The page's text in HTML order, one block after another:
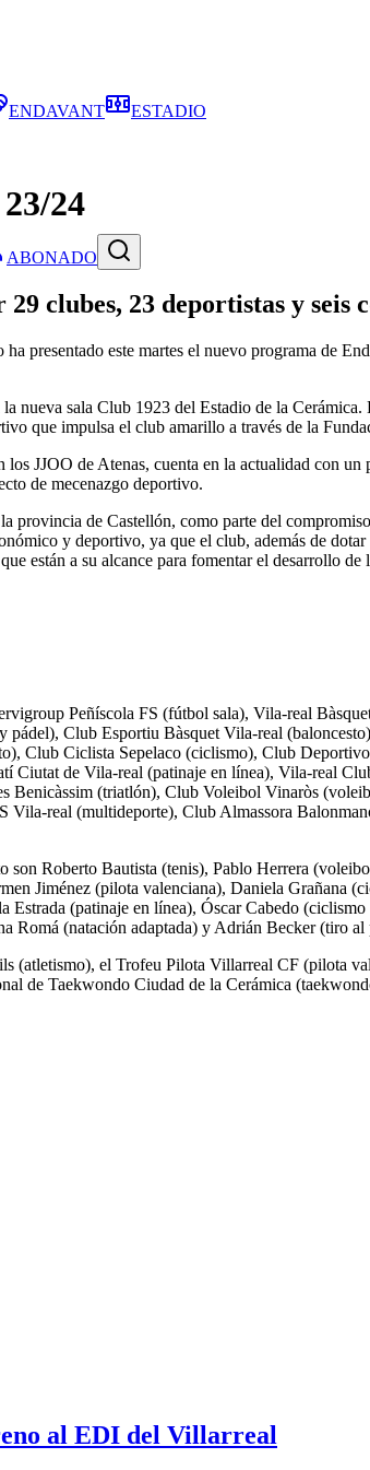
ABONADO
ENDAVANT ESTADIO
24
clubes, 23 deportistas y
este martes el nuevo programa de
nueva sala Club 1923 del Estadio de la
que impulsa el club amarillo a través de la
JJOO de Atenas, cuenta en la actualidad con
de mecenazgo deportivo.
de Castellón, como parte del
y deportivo, ya que el club, además de
están a su alcance para fomentar el desarrollo
Peñíscola FS (fútbol sala), Vila-real
Club Esportiu Bàsquet Vila-real
Club Ciclista Sepelaco (ciclismo), Club
de Vila-real (patinaje en línea), Vila-real
(triatlón), Club Voleibol Vinaròs
real (multideporte), Club Almassora
son Roberto Bautista (tenis), Pablo Herrera
Jiménez (pilota valenciana), Daniela Grañana
(patinaje en línea), Óscar Cabedo
(natación adaptada) y Adrián Becker (tiro al
(atletismo), el Trofeu Pilota Villarreal CF (pilota
de Taekwondo Ciudad de la Cerámica
al EDI del Villarreal